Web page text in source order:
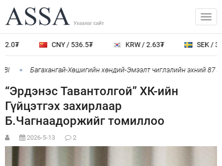
CNY / 536.5₮ KRW / 2.63₮ SEK /
Багахангай-Хөшигийн хөндий-Эмээлт чиглэлийн эхний 87
“Эрдэнэс Тавантолгой” ХК-ийн
Гүйцэтгэх захирлаар
Б.Чагнаадоржийг томиллоо
2026-5-13 2